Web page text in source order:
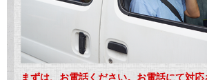
まずは、お電話ください。お電話にて対応